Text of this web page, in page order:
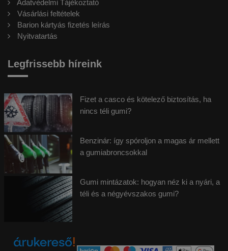
Adatvédelmi Tájékoztató
Vásárlási feltételek
Barion kártyás fizetés leírás
Nyitvatartás
Legfrissebb híreink
Fizet a casco és kötelező biztosítás, ha
nincs téli gumi?
Benzinár: így spóroljon a magas ár mellett
a gumiabroncsokkal
Gumi mintázatok: hogyan néz ki a nyári, a
téli és a négyévszakos gumi?